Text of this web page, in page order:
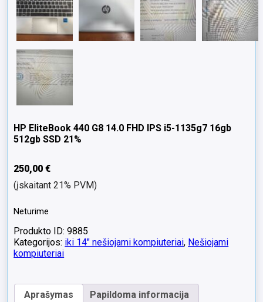
HP EliteBook 440 G8 14.0 FHD IPS i5-1135g7 16gb
512gb SSD 21%
250,00€
(įskaitant 21% PVM)
Neturime
Produkto ID: 9885
Kategorijos: iki 14" nešiojami kompiuteriai, Nešiojami
kompiuteriai
Aprašymas Papildoma informacija